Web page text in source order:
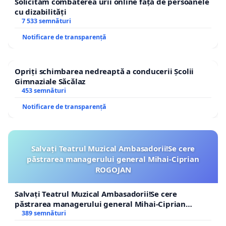
îmbunătățirea coordonării între centrele de
transplant.
🔴 „Apel pentru viață” este strigătul nostru către
autorități! Semnează petiția!
cu dizabilități
7 533 semnături
Notificare de transparență
Opriți schimbarea nedreaptă a conducerii Școlii
Gimnaziale Săcălaz
453 semnături
Notificare de transparență
Salvați Teatrul Muzical Ambasadorii!Se cere
păstrarea managerului general Mihai-Ciprian
ROGOJAN
Salvați Teatrul Muzical Ambasadorii!Se cere
păstrarea managerului general Mihai-Ciprian
ROGOJAN
389 semnături